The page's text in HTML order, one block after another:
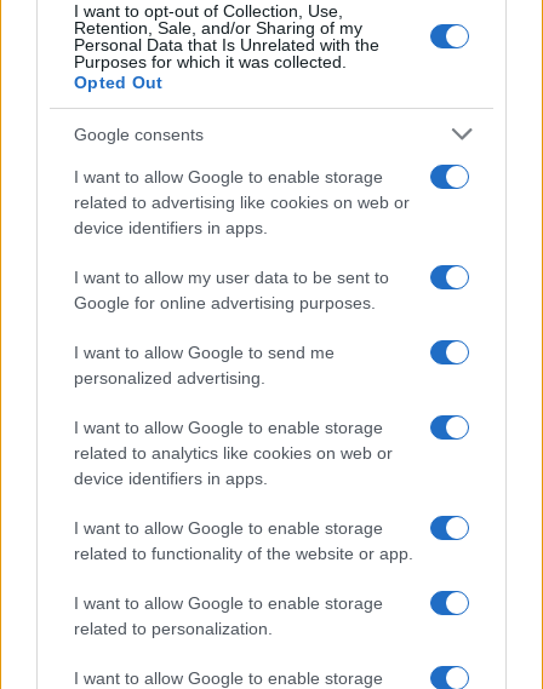
I want to opt-out of Collection, Use,
Retention, Sale, and/or Sharing of my
Personal Data that Is Unrelated with the
Purposes for which it was collected.
Opted Out
Google consents
I want to allow Google to enable storage
related to advertising like cookies on web or
device identifiers in apps.
I want to allow my user data to be sent to
Google for online advertising purposes.
I want to allow Google to send me
personalized advertising.
I want to allow Google to enable storage
related to analytics like cookies on web or
device identifiers in apps.
I want to allow Google to enable storage
related to functionality of the website or app.
I want to allow Google to enable storage
related to personalization.
I want to allow Google to enable storage
Olanda
NL Newz